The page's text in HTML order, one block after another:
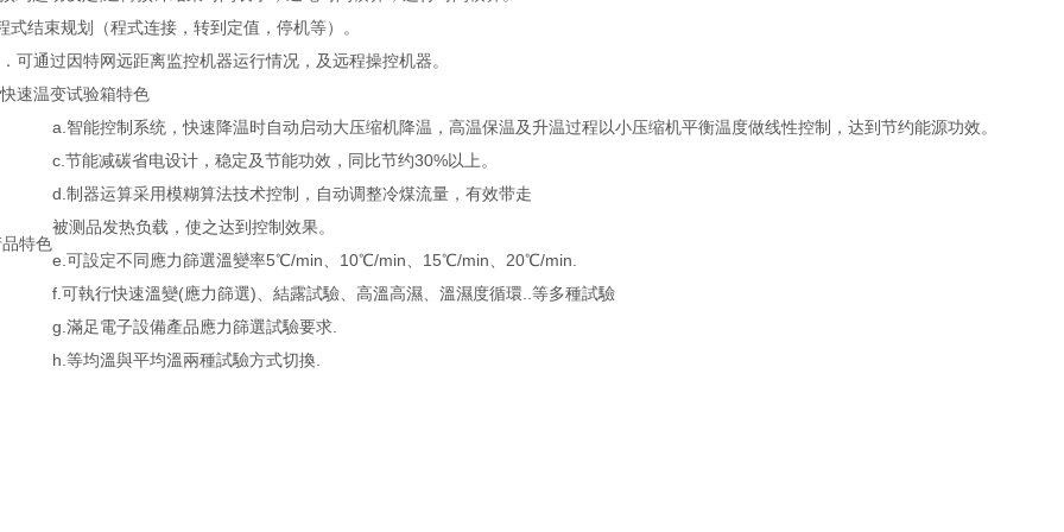
式结束规划（程式连接，转到定值，停机等）。
可通过因特网远距离监控机器运行情况，及远程操控机器。
速温变试验箱特色
特色
a.智能控制系统，快速降温时自动启动大压缩机降温，高温保温及升温过程以小压缩机平衡温度做线性控制，达到节约能源功效。
c.节能减碳省电设计，稳定及节能功效，同比节约30%以上。
d.制器运算采用模糊算法技术控制，自动调整冷煤流量，有效带走
被测品发热负载，使之达到控制效果。
e.可設定不同應力篩選溫變率5℃/min、10℃/min、15℃/min、20℃/min.
f.可執行快速溫變(應力篩選)、結露試驗、高溫高濕、溫濕度循環..等多種試驗
g.滿足電子設備產品應力篩選試驗要求.
h.等均溫與平均溫兩種試驗方式切換.